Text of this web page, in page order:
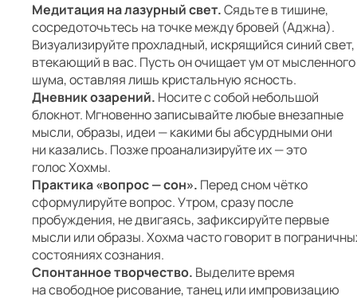
Медитация на лазурный свет.Сядьте в тишине,
сосредоточьтесь на точке между бровей (Аджна).
Визуализируйте прохладный, искрящийся синий свет,
втекающий в вас. Пусть он очищает ум от мысленного
шума, оставляя лишь кристальную ясность.
Дневник озарений. Носите с собой небольшой
блокнот. Мгновенно записывайте любые внезапные
мысли, образы, идеи — какими бы абсурдными они
ни казались. Позже проанализируйте их — это
голос Хохмы.
Практика «вопрос — сон». Перед сном чётко
сформулируйте вопрос. Утром, сразу после
пробуждения, не двигаясь, зафиксируйте первые
мысли или образы. Хохма часто говорит в
состояниях сознания.
Спонтанное творчество. Выделите время
на свободное рисование, танец или импровизацию